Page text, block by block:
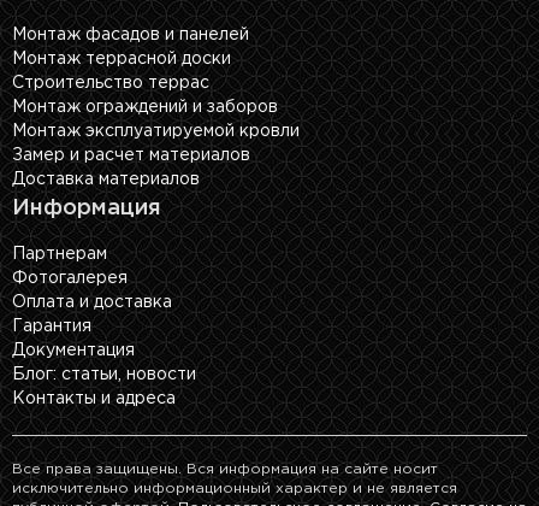
Монтаж фасадов и панелей
Монтаж террасной доски
Строительство террас
Монтаж ограждений и заборов
Монтаж эксплуатируемой кровли
Замер и расчет материалов
Доставка материалов
Информация
Партнерам
Фотогалерея
Оплата и доставка
Гарантия
Документация
Блог: cтатьи, новости
Контакты и адреса
Все права защищены. Вся информация на сайте носит
исключительно информационный характер и не является